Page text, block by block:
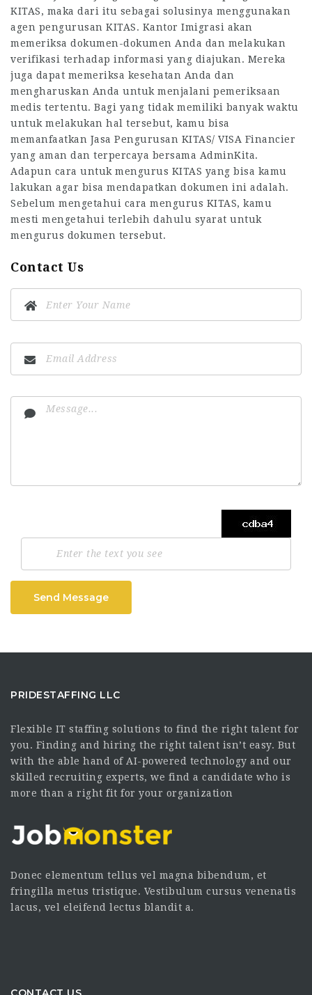
KITAS, maka dari itu sebagai solusinya menggunakan
agen pengurusan KITAS. Kantor Imigrasi akan
memeriksa dokumen-dokumen Anda dan melakukan
verifikasi terhadap informasi yang diajukan. Mereka
juga dapat memeriksa kesehatan Anda dan
mengharuskan Anda untuk menjalani pemeriksaan
medis tertentu. Bagi yang tidak memiliki banyak waktu
untuk melakukan hal tersebut, kamu bisa
memanfaatkan Jasa Pengurusan KITAS/ VISA Financier
yang aman dan terpercaya bersama AdminKita.
Adapun cara untuk mengurus KITAS yang bisa kamu
lakukan agar bisa mendapatkan dokumen ini adalah.
Sebelum mengetahui cara mengurus KITAS, kamu
mesti mengetahui terlebih dahulu syarat untuk
mengurus dokumen tersebut.
Contact Us
Send Message
PRIDESTAFFING LLC
Flexible IT staffing solutions to find the right talent for
you. Finding and hiring the right talent isn’t easy. But
with the able hand of AI-powered technology and our
skilled recruiting experts, we find a candidate who is
more than a right fit for your organization
Donec elementum tellus vel magna bibendum, et
fringilla metus tristique. Vestibulum cursus venenatis
lacus, vel eleifend lectus blandit a.